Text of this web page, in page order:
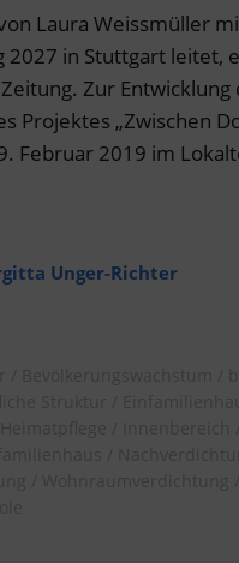
Laura Weissmüller
2027 in Stuttgart leitet,
Zur
Projektes „Zwischen
Februar 2019 im
Unger-Richter